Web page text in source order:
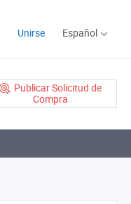
Unirse Español
Publicar Solicitud de
Compra